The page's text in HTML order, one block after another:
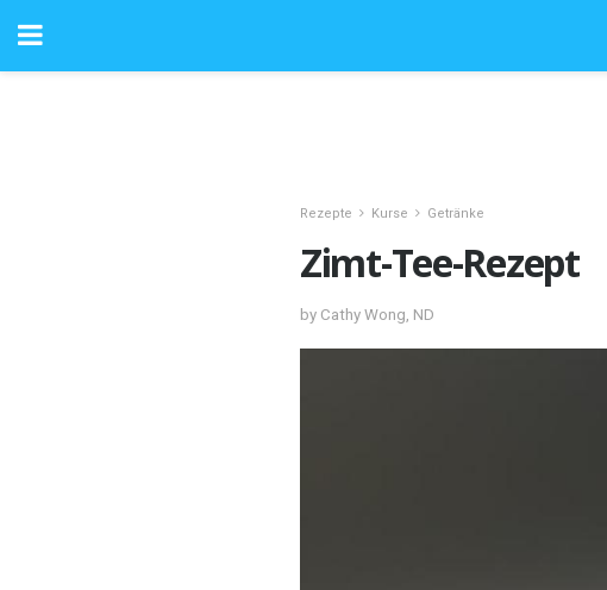
Rezepte Kurse Getränke
Zimt-Tee-Rezept
by Cathy Wong, ND